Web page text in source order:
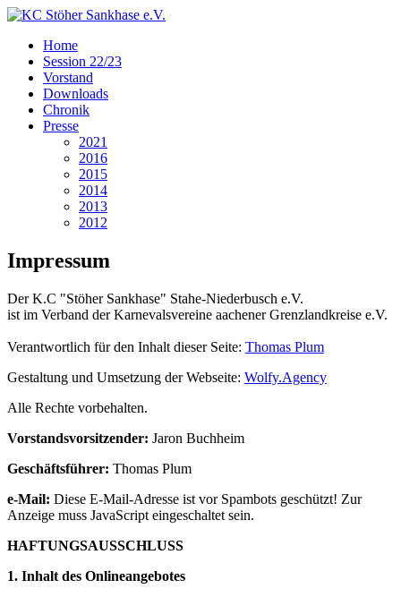
Home
Session 22/23
Vorstand
Downloads
Chronik
Presse
2021
2016
2015
2014
2013
2012
Impressum
Der K.C "Stöher Sankhase" Stahe-Niederbusch e.V.
ist im Verband der Karnevalsvereine aachener Grenzlandkreise e.V.
Verantwortlich für den Inhalt dieser Seite: Thomas Plum
Gestaltung und Umsetzung der Webseite: Wolfy.Agency
Alle Rechte vorbehalten.
Vorstandsvorsitzender: Jaron Buchheim
Geschäftsführer: Thomas Plum
e-Mail: Diese E-Mail-Adresse ist vor Spambots geschützt! Zur
Anzeige muss JavaScript eingeschaltet sein.
HAFTUNGSAUSSCHLUSS
1. Inhalt des Onlineangebotes